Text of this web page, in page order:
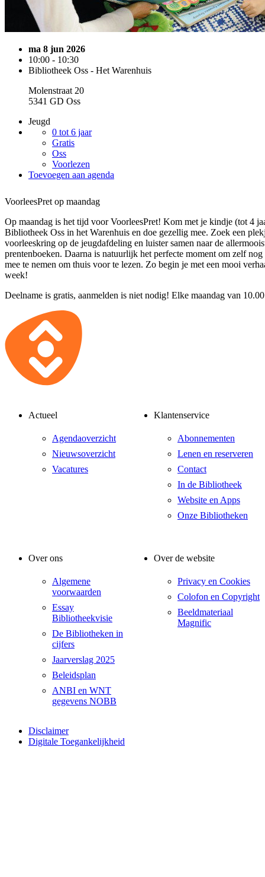
ma 8 jun 2026
10:00 - 10:30
Bibliotheek Oss - Het Warenhuis
Molenstraat 20
5341 GD Oss
Jeugd
0 tot 6 jaar
Gratis
Oss
Voorlezen
Toevoegen aan agenda
VoorleesPret op maandag
Op maandag is het tijd voor VoorleesPret! Kom met je kindje (tot 4
Bibliotheek Oss in het Warenhuis en doe gezellig mee. Zoek een
voorleeskring op de jeugdafdeling en luister samen naar de
prentenboeken. Daarna is natuurlijk het perfecte moment om zelf
mee te nemen om thuis voor te lezen. Zo begin je met een mooi
week!
Deelname is gratis, aanmelden is niet nodig! Elke maandag van
Actueel
Agendaoverzicht
Nieuwsoverzicht
Vacatures
Klantenservice
Abonnementen
Lenen en reserveren
Contact
In de Bibliotheek
Website en Apps
Onze Bibliotheken
Over ons
Algemene
voorwaarden
Essay
Bibliotheekvisie
De Bibliotheken in
cijfers
Jaarverslag 2025
Beleidsplan
ANBI en WNT
gegevens NOBB
Over de website
Privacy en Cookies
Colofon en Copyright
Beeldmateriaal
Magnific
Disclaimer
Digitale Toegankelijkheid